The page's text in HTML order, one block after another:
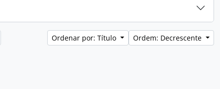
Ordenar por: Título Ordem: Decrescente